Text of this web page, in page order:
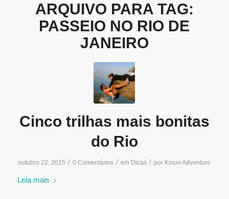
ARQUIVO PARA TAG:
PASSEIO NO RIO DE
JANEIRO
Cinco trilhas mais bonitas
do Rio
outubro 22, 2015 / 0 Comentários / em Dicas / por Kmon Adventure
Leia mais